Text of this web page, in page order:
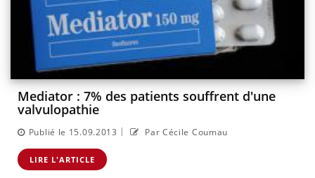
Mediator : 7% des patients souffrent d'une
valvulopathie
Publié le 15.09.2013 | Par Cécile Coumau
LIRE L'ARTICLE